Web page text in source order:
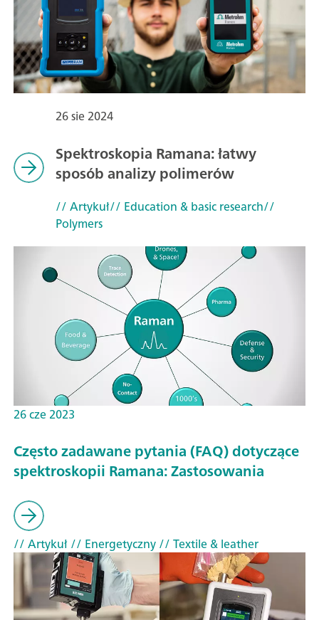
26 sie 2024
Spektroskopia Ramana: łatwy
sposób analizy polimerów
// Artykuł// Education & basic research//
Polymers
26 cze 2023
Często zadawane pytania (FAQ) dotyczące
spektroskopii Ramana: Zastosowania
// Artykuł// Energetyczny// Textile & leather